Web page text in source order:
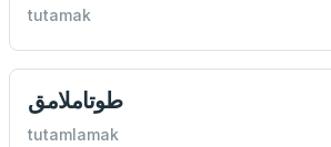
tutamak
طوتاملامق
tutamlamak